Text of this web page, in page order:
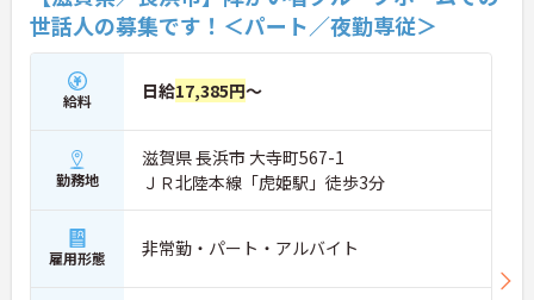
世話人の募集です！＜パート／夜勤専従＞
給料 日給17,385円～
勤務地
滋賀県 長浜市 大寺町567-1
ＪＲ北陸本線「虎姫駅」徒歩3分
雇用形態 非常勤・パート・アルバイト